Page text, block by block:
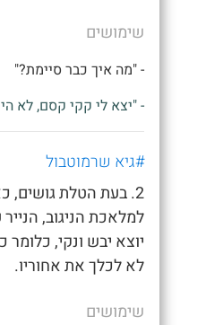
שימושים
- "מה איך כבר סיימת?"
- "יצא לי קקי קסם, לא
#גיא שרמוטבול
2. בעת הטלת גושים,
למלאכת הניגוב,
יוצא יבש ונקי,
לא לכלך את אחוריו.
שימושים